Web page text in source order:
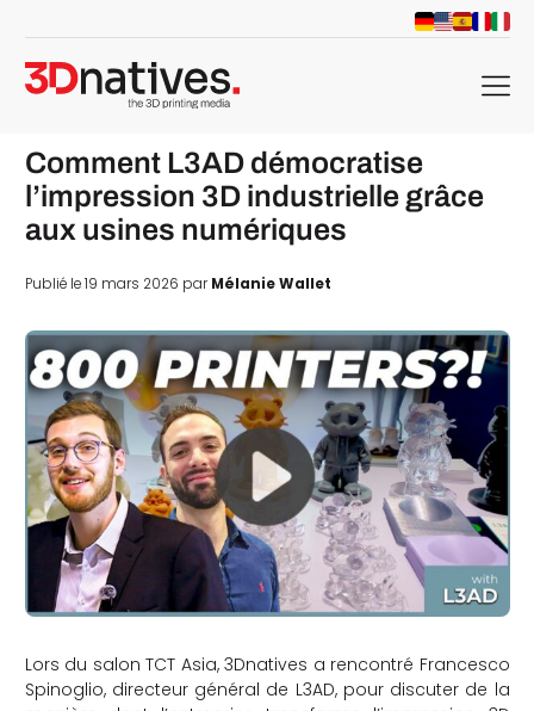
menu
Comment L3AD démocratise
l’impression 3D industrielle grâce
aux usines numériques
Publié le 19 mars 2026 parMélanie Wallet
Lors du salon TCT Asia, 3Dnatives a rencontré Francesco
Spinoglio, directeur général de L3AD, pour discuter de la